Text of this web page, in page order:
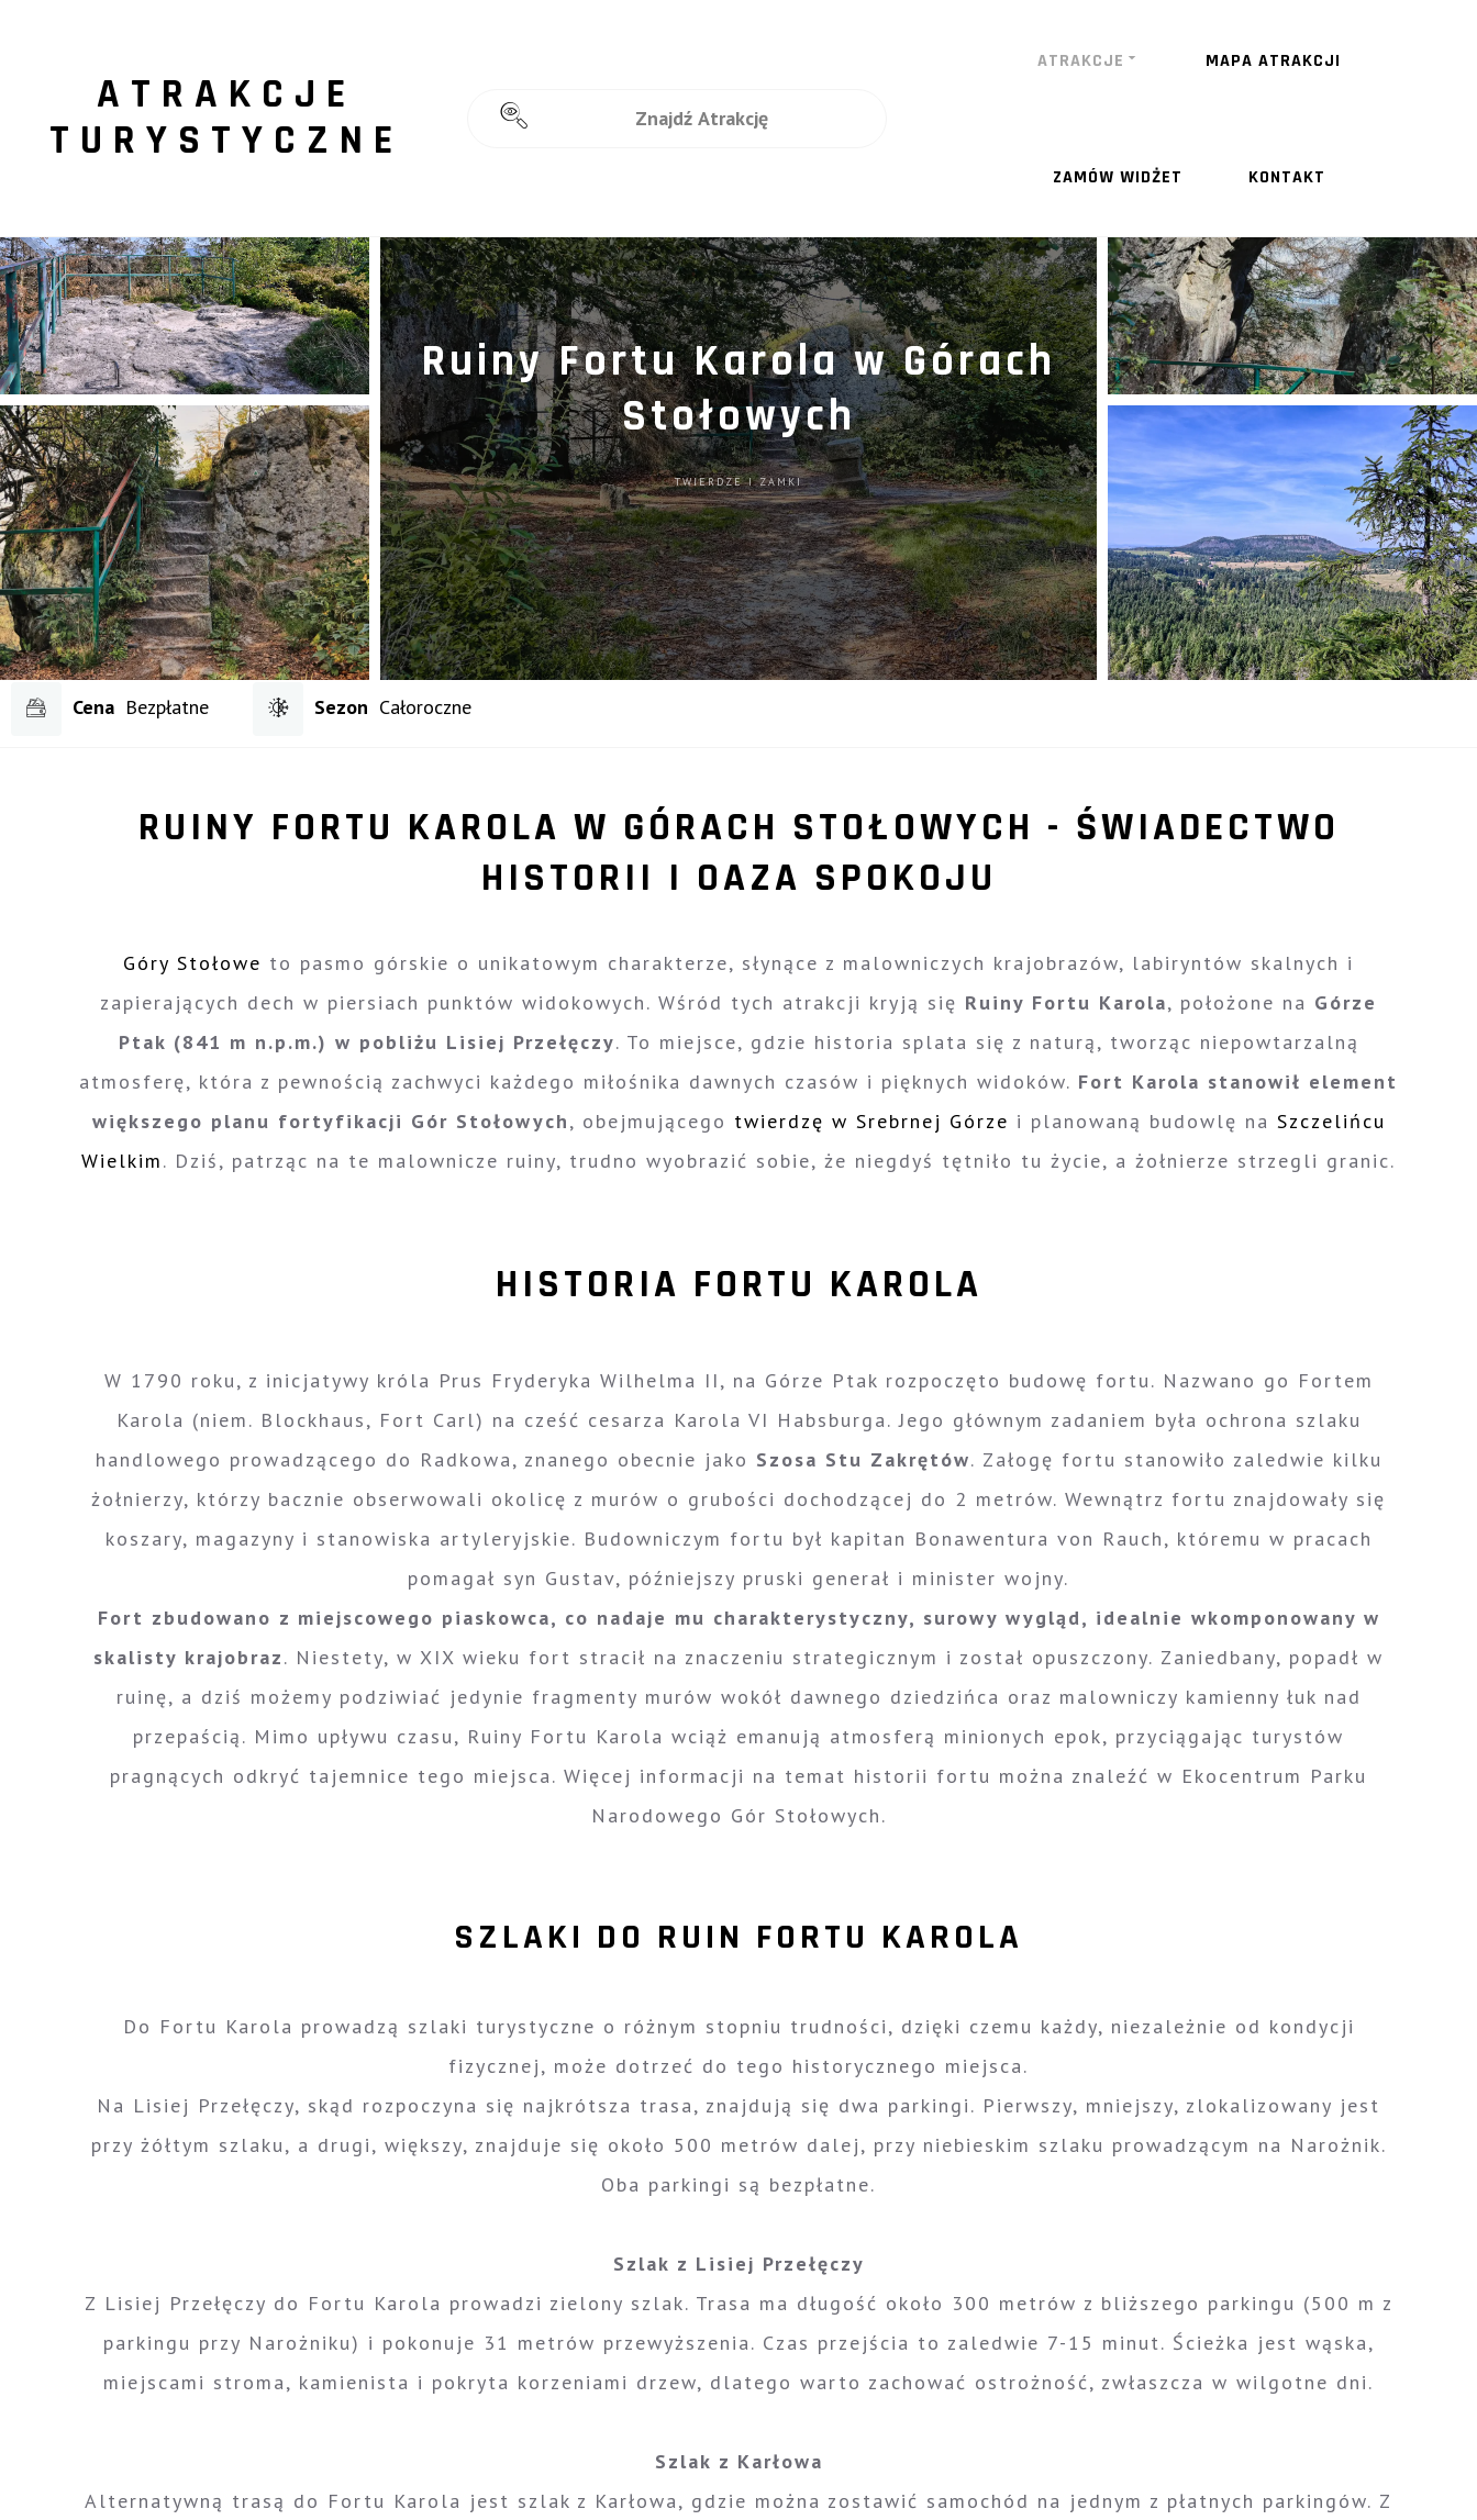
ATRAKCJE
TURYSTYCZNE
ATRAKCJE MAPA ATRAKCJI
ZAMÓW WIDŻET KONTAKT
Ruiny Fortu Karola w Górach
Stołowych
TWIERDZE I ZAMKI
Cena Bezpłatne Sezon Całoroczne
RUINY FORTU KAROLA W GÓRACH STOŁOWYCH - ŚWIADECTWO
HISTORII I OAZA SPOKOJU
Góry Stołowe to pasmo górskie o unikatowym charakterze, słynące z malowniczych krajobrazów, labiryntów skalnych i
zapierających dech w piersiach punktów widokowych. Wśród tych atrakcji kryją się Ruiny Fortu Karola, położone na Górze
Ptak (841 m n.p.m.) w pobliżu Lisiej Przełęczy. To miejsce, gdzie historia splata się z naturą, tworząc niepowtarzalną
atmosferę, która z pewnością zachwyci każdego miłośnika dawnych czasów i pięknych widoków. Fort Karola stanowił element
większego planu fortyfikacji Gór Stołowych, obejmującego twierdzę w Srebrnej Górze i planowaną budowlę na Szczelińcu
Wielkim. Dziś, patrząc na te malownicze ruiny, trudno wyobrazić sobie, że niegdyś tętniło tu życie, a żołnierze strzegli granic.
HISTORIA FORTU KAROLA
W 1790 roku, z inicjatywy króla Prus Fryderyka Wilhelma II, na Górze Ptak rozpoczęto budowę fortu. Nazwano go Fortem
Karola (niem. Blockhaus, Fort Carl) na cześć cesarza Karola VI Habsburga. Jego głównym zadaniem była ochrona szlaku
handlowego prowadzącego do Radkowa, znanego obecnie jako Szosa Stu Zakrętów. Załogę fortu stanowiło zaledwie kilku
żołnierzy, którzy bacznie obserwowali okolicę z murów o grubości dochodzącej do 2 metrów. Wewnątrz fortu znajdowały się
koszary, magazyny i stanowiska artyleryjskie. Budowniczym fortu był kapitan Bonawentura von Rauch, któremu w pracach
pomagał syn Gustav, późniejszy pruski generał i minister wojny.
Fort zbudowano z miejscowego piaskowca, co nadaje mu charakterystyczny, surowy wygląd, idealnie wkomponowany w
skalisty krajobraz. Niestety, w XIX wieku fort stracił na znaczeniu strategicznym i został opuszczony. Zaniedbany, popadł w
ruinę, a dziś możemy podziwiać jedynie fragmenty murów wokół dawnego dziedzińca oraz malowniczy kamienny łuk nad
przepaścią. Mimo upływu czasu, Ruiny Fortu Karola wciąż emanują atmosferą minionych epok, przyciągając turystów
pragnących odkryć tajemnice tego miejsca. Więcej informacji na temat historii fortu można znaleźć w Ekocentrum Parku
Narodowego Gór Stołowych.
SZLAKI DO RUIN FORTU KAROLA
Do Fortu Karola prowadzą szlaki turystyczne o różnym stopniu trudności, dzięki czemu każdy, niezależnie od kondycji
fizycznej, może dotrzeć do tego historycznego miejsca.
Na Lisiej Przełęczy, skąd rozpoczyna się najkrótsza trasa, znajdują się dwa parkingi. Pierwszy, mniejszy, zlokalizowany jest
przy żółtym szlaku, a drugi, większy, znajduje się około 500 metrów dalej, przy niebieskim szlaku prowadzącym na Narożnik.
Oba parkingi są bezpłatne.
Szlak z Lisiej Przełęczy
Z Lisiej Przełęczy do Fortu Karola prowadzi zielony szlak. Trasa ma długość około 300 metrów z bliższego parkingu (500 m z
parkingu przy Narożniku) i pokonuje 31 metrów przewyższenia. Czas przejścia to zaledwie 7-15 minut. Ścieżka jest wąska,
miejscami stroma, kamienista i pokryta korzeniami drzew, dlatego warto zachować ostrożność, zwłaszcza w wilgotne dni.
Szlak z Karłowa
Alternatywną trasą do Fortu Karola jest szlak z Karłowa, gdzie można zostawić samochód na jednym z płatnych parkingów. Z